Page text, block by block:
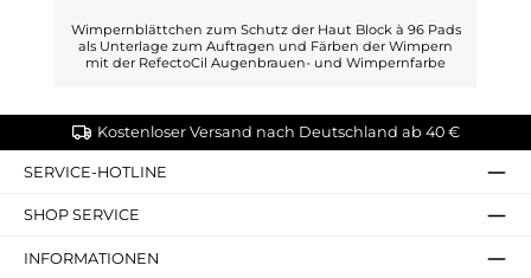
Wimpernblättchen zum Schutz der Haut Block à 96 Pads
als Unterlage zum Auftragen und Färben der Wimpern
mit der RefectoCil Augenbrauen- und Wimpernfarbe
Kostenloser Versand nach Deutschland ab 40 €
SERVICE-HOTLINE
SHOP SERVICE
INFORMATIONEN